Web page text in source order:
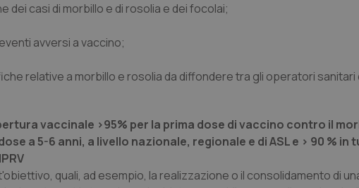
dei casi di morbillo e di rosolia e dei focolai;
avversi a vaccino;
relative a morbillo e rosolia da diffondere tra gli operatori sanitari
vaccinale >95% per la prima dose di vaccino contro il
a 5-6 anni, a livello nazionale, regionale e di ASL e > 90 % in
quali, ad esempio, la realizzazione o il consolidamento di